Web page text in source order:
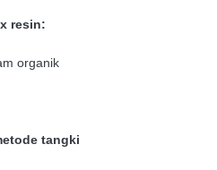
resin:
organik
tangki